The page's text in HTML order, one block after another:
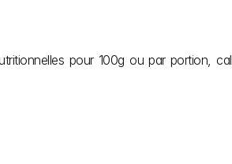
pour 100g ou par portion,